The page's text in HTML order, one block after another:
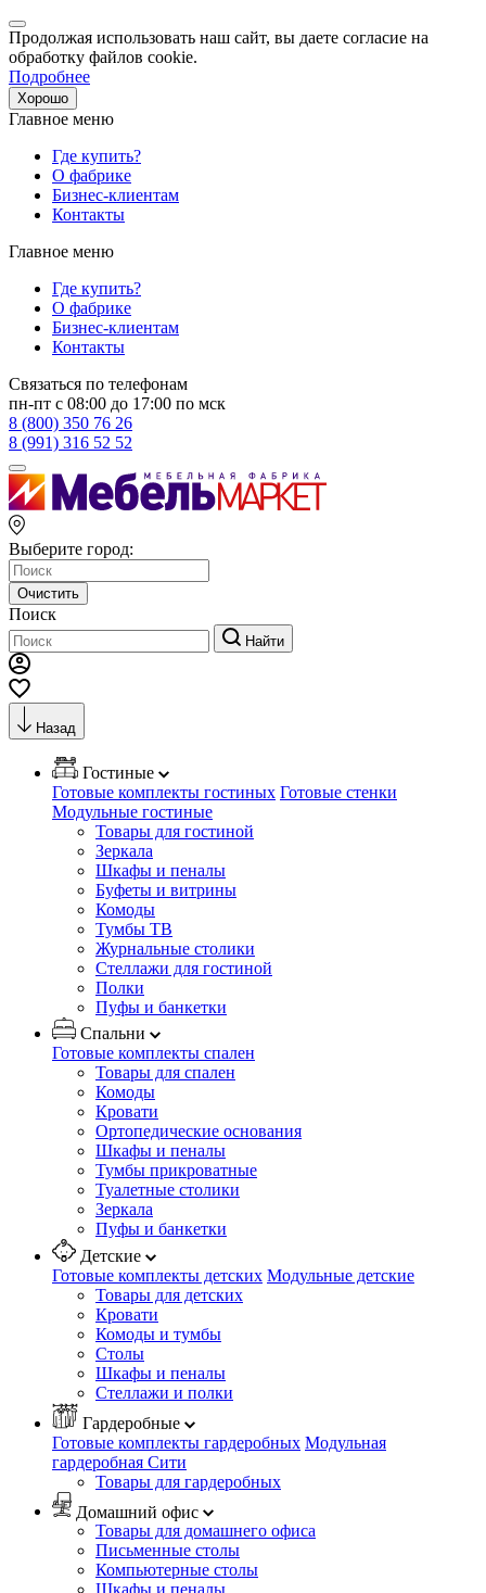
Продолжая использовать наш сайт, вы даете согласие на
обработку файлов cookie.
Подробнее
Хорошо
Главное меню
Где купить?
О фабрике
Бизнес-клиентам
Контакты
Главное меню
Где купить?
О фабрике
Бизнес-клиентам
Контакты
Связаться по телефонам
пн-пт с 08:00 до 17:00 по мск
8 (800) 350 76 26
8 (991) 316 52 52
Выберите город:
Очистить
Поиск
Найти
Назад
Гостиные
Готовые комплекты гостиных Готовые стенки
Модульные гостиные
Товары для гостиной
Зеркала
Шкафы и пеналы
Буфеты и витрины
Комоды
Тумбы ТВ
Журнальные столики
Стеллажи для гостиной
Полки
Пуфы и банкетки
Спальни
Готовые комплекты спален
Товары для спален
Комоды
Кровати
Ортопедические основания
Шкафы и пеналы
Тумбы прикроватные
Туалетные столики
Зеркала
Пуфы и банкетки
Детские
Готовые комплекты детских Модульные детские
Товары для детских
Кровати
Комоды и тумбы
Столы
Шкафы и пеналы
Стеллажи и полки
Гардеробные
Готовые комплекты гардеробных Модульная
гардеробная Сити
Товары для гардеробных
Домашний офис
Товары для домашнего офиса
Письменные столы
Компьютерные столы